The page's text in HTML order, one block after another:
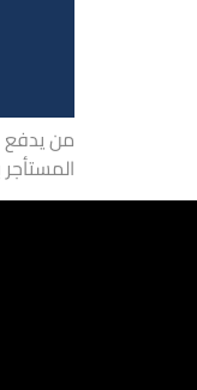
من يدفع
المستأجر بحسب من